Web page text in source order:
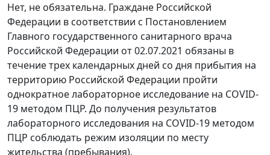
Нет, не обязательна. Граждане Российской
Федерации в соответствии с Постановлением
Главного государственного санитарного врача
Российской Федерации от 02.07.2021 обязаны в
течение трех календарных дней со дня прибытия на
территорию Российской Федерации пройти
однократное лабораторное исследование на COVID-
19 методом ПЦР. До получения результатов
лабораторного исследования на COVID-19 методом
ПЦР соблюдать режим изоляции по месту
жительства (пребывания).